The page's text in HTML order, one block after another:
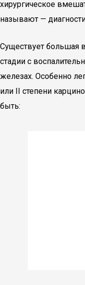
хирургическое
называют —
Существует большая
стадии с
железах. Особенно
или II степени
быть: